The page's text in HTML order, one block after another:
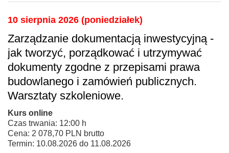
10 sierpnia 2026 (poniedziałek)
Zarządzanie dokumentacją inwestycyjną -
jak tworzyć, porządkować i utrzymywać
dokumenty zgodne z przepisami prawa
budowlanego i zamówień publicznych.
Warsztaty szkoleniowe.
Kurs online
Czas trwania: 12:00 h
Cena: 2 078,70 PLN brutto
Termin: 10.08.2026 do 11.08.2026